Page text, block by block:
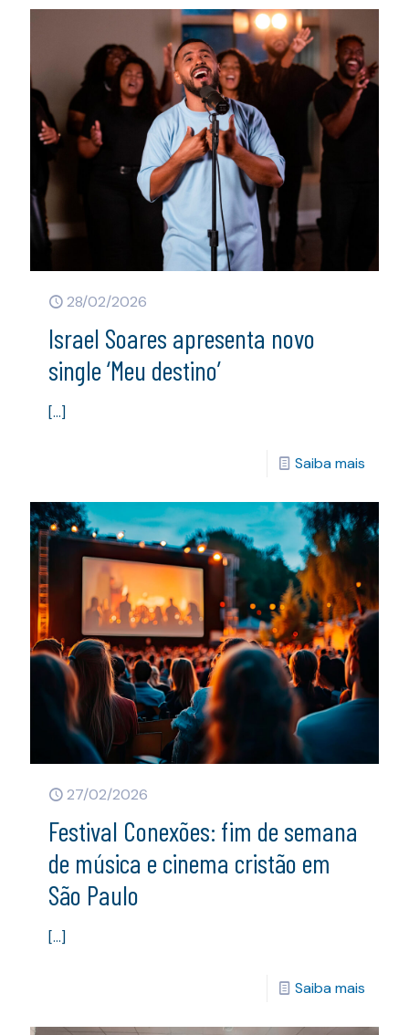
28/02/2026
Israel Soares apresenta novo
single ‘Meu destino’
[…]
Saiba mais
27/02/2026
Festival Conexões: fim de semana
de música e cinema cristão em
São Paulo
[…]
Saiba mais